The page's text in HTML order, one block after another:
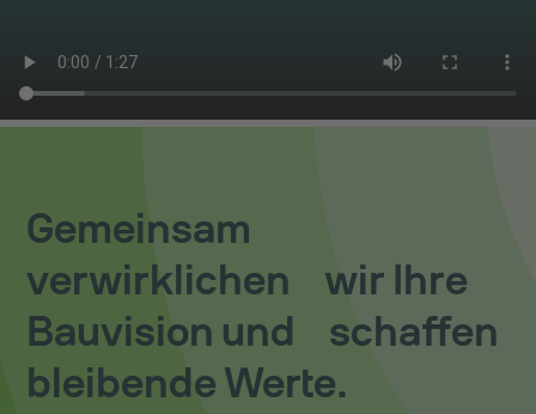
Gemeinsam
verwirklichen wir Ihre
Bauvision und schaffen
bleibende Werte.